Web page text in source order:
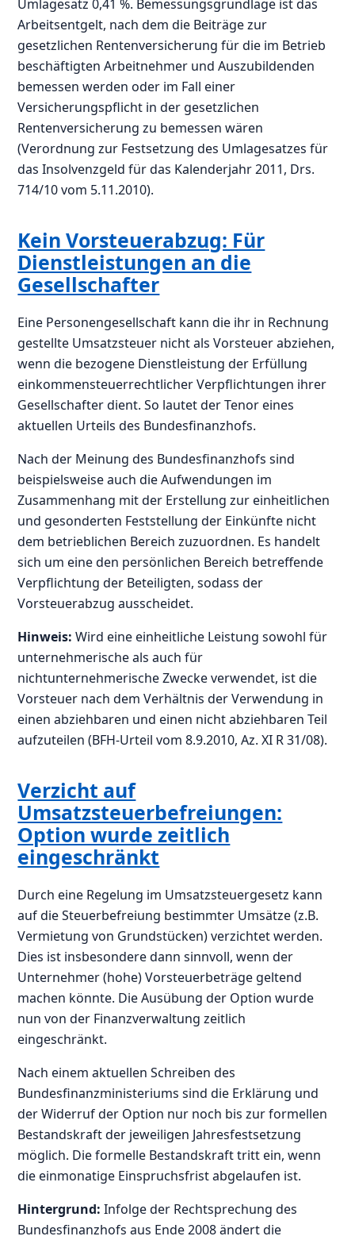
Umlagesatz 0,41 %. Bemessungsgrundlage ist das
Arbeitsentgelt, nach dem die Beiträge zur
gesetzlichen Rentenversicherung für die im Betrieb
beschäftigten Arbeitnehmer und Auszubildenden
bemessen werden oder im Fall einer
Versicherungspflicht in der gesetzlichen
Rentenversicherung zu bemessen wären
(Verordnung zur Festsetzung des Umlagesatzes für
das Insolvenzgeld für das Kalenderjahr 2011, Drs.
714/10 vom 5.11.2010).
Kein Vorsteuerabzug: Für
Dienstleistungen an die
Gesellschafter
Eine Personengesellschaft kann die ihr in Rechnung
gestellte Umsatzsteuer nicht als Vorsteuer abziehen,
wenn die bezogene Dienstleistung der Erfüllung
einkommensteuerrechtlicher Verpflichtungen ihrer
Gesellschafter dient. So lautet der Tenor eines
aktuellen Urteils des Bundesfinanzhofs.
Nach der Meinung des Bundesfinanzhofs sind
beispielsweise auch die Aufwendungen im
Zusammenhang mit der Erstellung zur einheitlichen
und gesonderten Feststellung der Einkünfte nicht
dem betrieblichen Bereich zuzuordnen. Es handelt
sich um eine den persönlichen Bereich betreffende
Verpflichtung der Beteiligten, sodass der
Vorsteuerabzug ausscheidet.
Hinweis:Wird eine einheitliche Leistung sowohl für
unternehmerische als auch für
nichtunternehmerische Zwecke verwendet, ist die
Vorsteuer nach dem Verhältnis der Verwendung in
einen abziehbaren und einen nicht abziehbaren Teil
aufzuteilen (BFH-Urteil vom 8.9.2010, Az. XI R 31/08).
Verzicht auf
Umsatzsteuerbefreiungen:
Option wurde zeitlich
eingeschränkt
Durch eine Regelung im Umsatzsteuergesetz kann
auf die Steuerbefreiung bestimmter Umsätze (z.B.
Vermietung von Grundstücken) verzichtet werden.
Dies ist insbesondere dann sinnvoll, wenn der
Unternehmer (hohe) Vorsteuerbeträge geltend
machen könnte. Die Ausübung der Option wurde
nun von der Finanzverwaltung zeitlich
eingeschränkt.
Nach einem aktuellen Schreiben des
Bundesfinanzministeriums sind die Erklärung und
der Widerruf der Option nur noch bis zur formellen
Bestandskraft der jeweiligen Jahresfestsetzung
möglich. Die formelle Bestandskraft tritt ein, wenn
die einmonatige Einspruchsfrist abgelaufen ist.
Hintergrund:Infolge der Rechtsprechung des
Bundesfinanzhofs aus Ende 2008 ändert die